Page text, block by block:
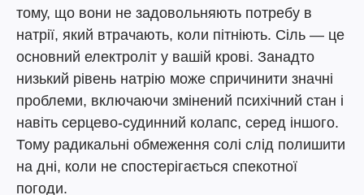
тому, що вони не задовольняють потребу в
натрії, який втрачають, коли пітніють. Сіль — це
основний електроліт у вашій крові. Занадто
низький рівень натрію може спричинити значні
проблеми, включаючи змінений психічний стан і
навіть серцево-судинний колапс, серед іншого.
Тому радикальні обмеження солі слід полишити
на дні, коли не спостерігається спекотної
погоди.